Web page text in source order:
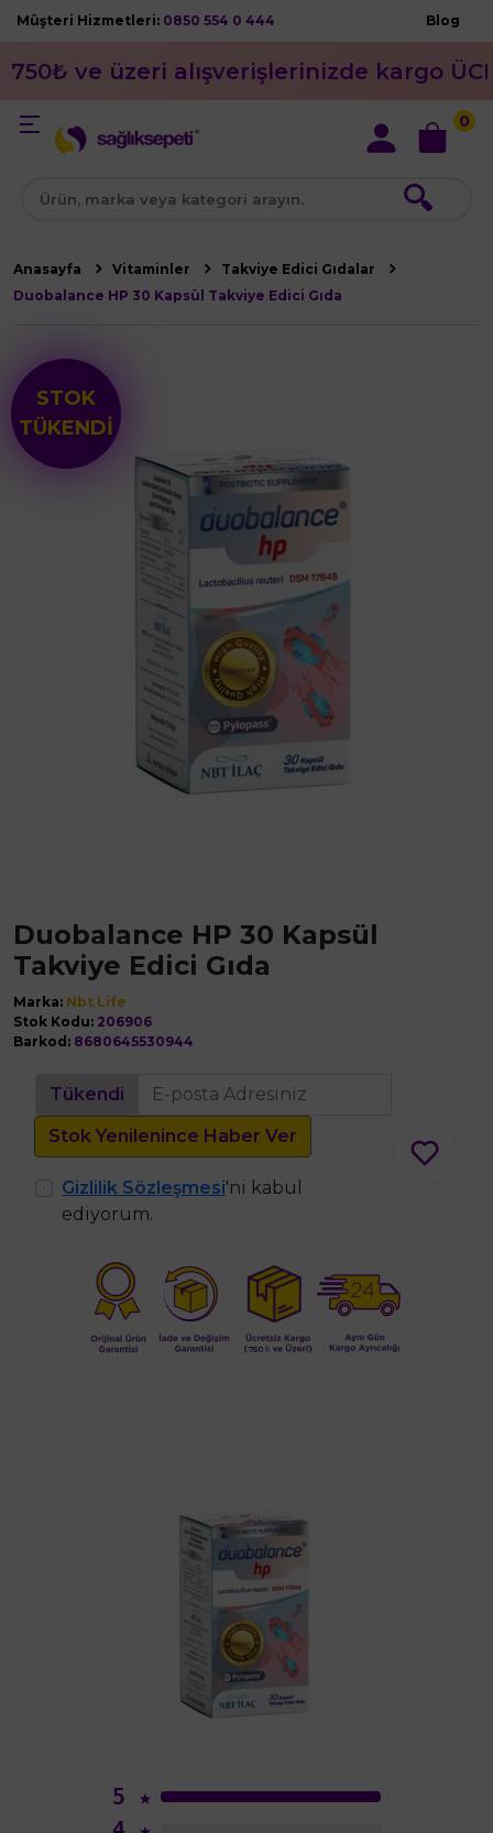
Müşteri Hizmetleri: 0850 554 0 444 Blog
750₺ ve üzeri alışverişlerinizde kargo
🔍
0
Anasayfa Vitaminler
Takviye Edici Gıdalar
Duobalance HP 30 Kapsül Takviye Edici Gıda
STOK
TÜKENDİ
Duobalance HP 30 Kapsül
Takviye Edici Gıda
Marka: Nbt Life
Stok Kodu: 206906
Barkod: 8680645530944
Tükendi
Stok Yenilenince Haber Ver
Gizlilik Sözleşmesi'ni kabul
ediyorum.
5 ★